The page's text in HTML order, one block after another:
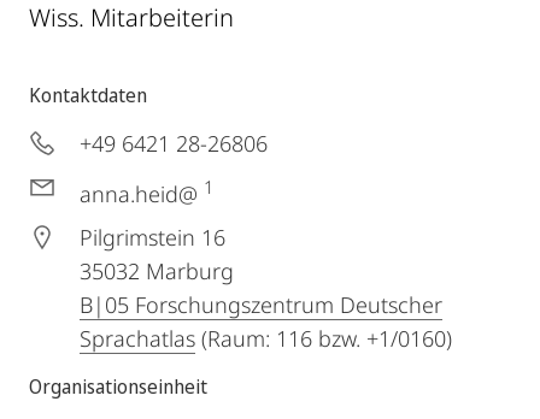
Wiss. Mitarbeiterin
Kontaktdaten
+49 6421 28-26806
anna.heid@ 1
Pilgrimstein 16
35032 Marburg
B|05 Forschungszentrum Deutscher
Sprachatlas (Raum: 116 bzw. +1/0160)
Organisationseinheit